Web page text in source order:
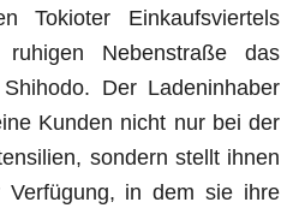
Tokioter Einkaufsviertels
Nebenstraße das
Der Ladeninhaber
Kunden nicht nur bei der
sondern stellt ihnen
in dem sie ihre